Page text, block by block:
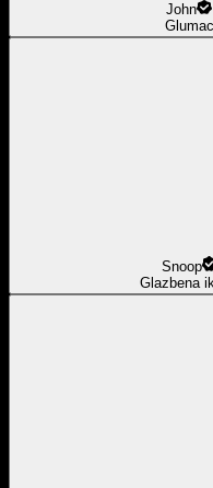
John
Glumac
Snoop
Glazbena